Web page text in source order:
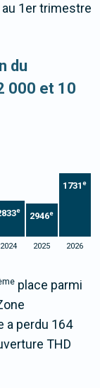
1er trimestre
du
000 et 10
e
2946e
1731e
2024 2025 2026
place parmi
a perdu 164
THD